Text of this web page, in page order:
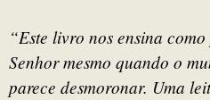
“Este livro nos ensina
Senhor mesmo quando o
parece desmoronar. Uma